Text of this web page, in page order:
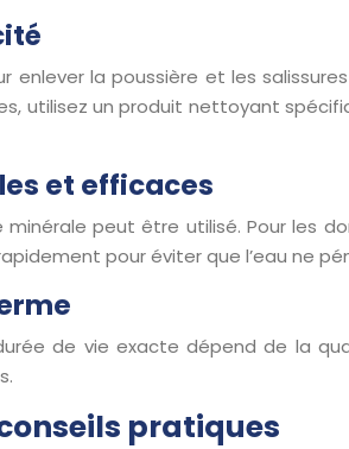
la poussière et les
utilisez un produit nettoyant
et efficaces
peut être utilisé. Pour les
pour éviter que l’eau ne
de vie exacte dépend de la
pratiques